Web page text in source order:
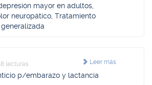
mayor en adultos,
neuropático, Tratamiento
Leer más
lecturas
p/embarazo y lactancia